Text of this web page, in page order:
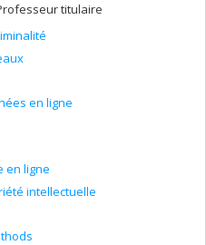
titulaire
en ligne
en ligne
intellectuelle